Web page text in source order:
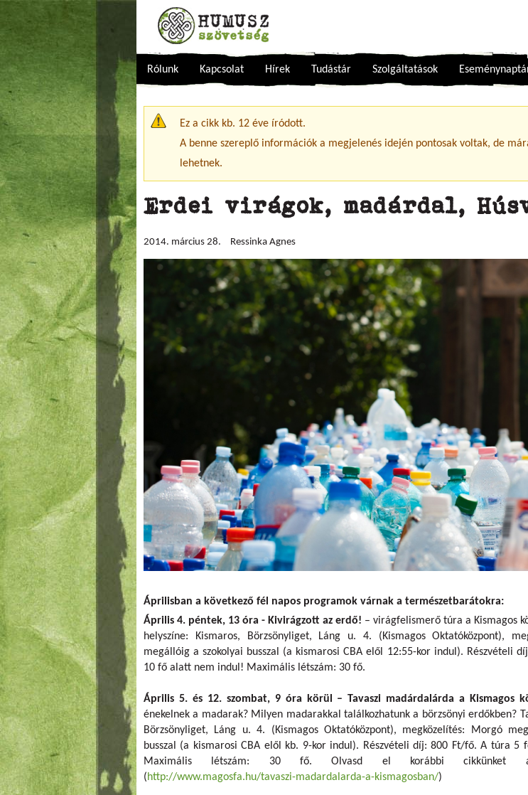
Rólunk Kapcsolat Hírek Tudástár Szolgáltatások
Figyelmeztető üzenet
Ez a cikk kb. 12 éve íródott.
A benne szereplő információk a megjelenés idején pontosak voltak, de
lehetnek.
Erdei virágok, madárdal,
2014. március 28. Ressinka Agnes
Áprilisban a következő fél napos programok várnak a természetbarátokra:
Április 4. péntek, 13 óra - Kivirágzott az erdő! – virágfelismerő túra a Kismagos
helyszíne: Kismaros, Börzsönyliget, Láng u. 4. (Kismagos Oktatóközpont),
megállóig a szokolyai busszal (a kismarosi CBA elől 12:55-kor indul). Részvételi
10 fő alatt nem indul! Maximális létszám: 30 fő.
Április 5. és 12. szombat, 9 óra körül – Tavaszi madárdalárda a Kismagos
énekelnek a madarak? Milyen madarakkal találkozhatunk a börzsönyi erdőkben?
Börzsönyliget, Láng u. 4. (Kismagos Oktatóközpont), megközelítés: Morgó
busszal (a kismarosi CBA elől kb. 9-kor indul). Részvételi díj: 800 Ft/fő. A túra 5
Maximális létszám: 30 fő. Olvasd el korábbi cikkünket a
(http://www.magosfa.hu/tavaszi-madardalarda-a-kismagosban/)